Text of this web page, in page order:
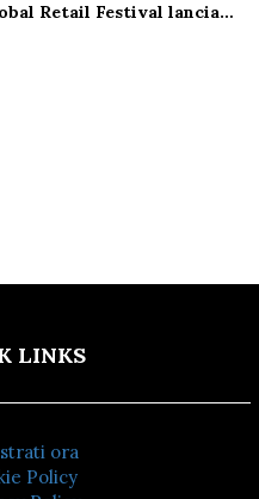
Retail Festival lancia…
LINKS
ora
Policy